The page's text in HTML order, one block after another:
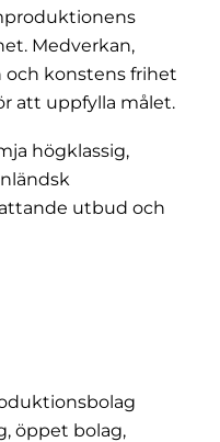
Medverkan,
och konstens frihet
att uppfylla målet.
högklassig,
utbud och
öppet bolag,